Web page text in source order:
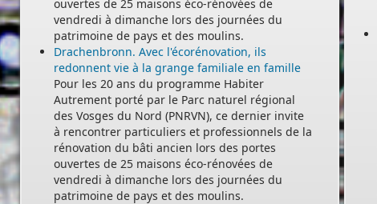
ouvertes de 25 maisons éco-rénovées de
vendredi à dimanche lors des journées du
patrimoine de pays et des moulins.
Drachenbronn. Avec l'écorénovation, ils
redonnent vie à la grange familiale en famille
Pour les 20 ans du programme Habiter
Autrement porté par le Parc naturel régional
des Vosges du Nord (PNRVN), ce dernier invite
à rencontrer particuliers et professionnels de la
rénovation du bâti ancien lors des portes
ouvertes de 25 maisons éco-rénovées de
vendredi à dimanche lors des journées du
patrimoine de pays et des moulins.